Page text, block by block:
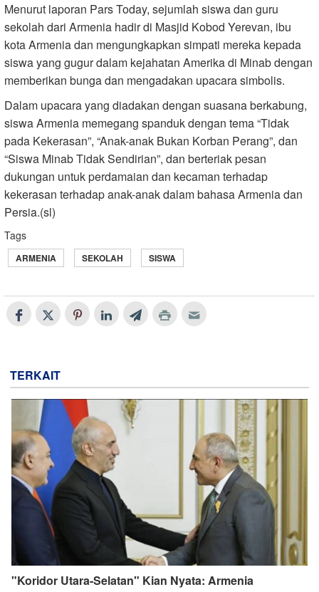
Menurut laporan Pars Today, sejumlah siswa dan guru
sekolah dari Armenia hadir di Masjid Kobod Yerevan, ibu
kota Armenia dan mengungkapkan simpati mereka kepada
siswa yang gugur dalam kejahatan Amerika di Minab dengan
memberikan bunga dan mengadakan upacara simbolis.
Dalam upacara yang diadakan dengan suasana berkabung,
siswa Armenia memegang spanduk dengan tema “Tidak
pada Kekerasan”, “Anak-anak Bukan Korban Perang”, dan
“Siswa Minab Tidak Sendirian”, dan berteriak pesan
dukungan untuk perdamaian dan kecaman terhadap
kekerasan terhadap anak-anak dalam bahasa Armenia dan
Persia.(sl)
Tags
ARMENIA SEKOLAH SISWA
TERKAIT
"Koridor Utara-Selatan" Kian Nyata: Armenia